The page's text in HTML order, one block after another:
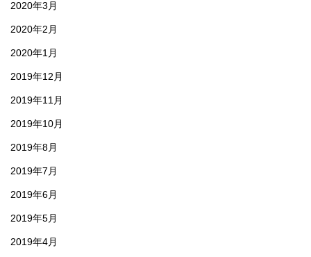
2020年3月
2020年2月
2020年1月
2019年12月
2019年11月
2019年10月
2019年8月
2019年7月
2019年6月
2019年5月
2019年4月